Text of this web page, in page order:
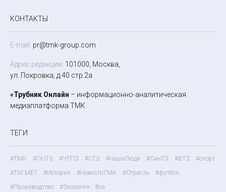
КОНТАКТЫ
E-mail: pr@tmk-group.com
Адрес редакции: 101000, Москва,
ул. Покровка, д.40 стр.2а
«Трубник Онлайн – информационно-аналитическая
медиаплатформа ТМК
ТЕГИ
#ТМК #ПНТЗ #ЧТПЗ #СТЗ #НашиЛюди #СинТЗ #ВТЗ
#спорт
#ТАГМЕТ
#История #НовостиТМК #Отрасль
#футбол
#Производство
#Экология Все